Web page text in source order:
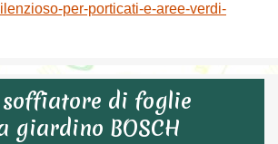
per-porticati-e-aree-verdi-
di foglie
giardino BOSCH